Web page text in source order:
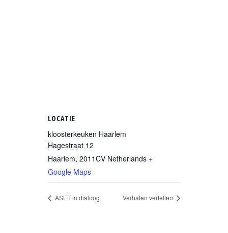
LOCATIE
kloosterkeuken Haarlem
Hagestraat 12
Haarlem, 2011CV Netherlands +
Google Maps
ASET in dialoog Verhalen vertellen